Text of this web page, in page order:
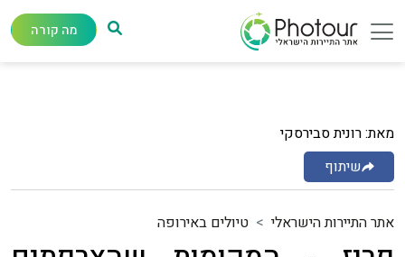
מה קורה
מאת: רונית סבירסקי
שיתוף
אתר התיירות הישראלי טיולים באירופה